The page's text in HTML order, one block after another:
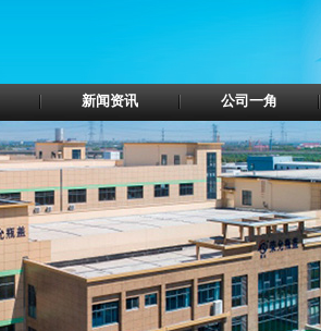
新闻资讯 公司一角